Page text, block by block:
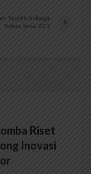
Terpilih Sebagai
Ketua Imasi 2017
Riset
Inovasi